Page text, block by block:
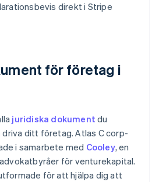
direkt i Stripe
för företag i
juridiska dokument du
ditt företag. Atlas C corp-
i samarbete med Cooley, en
för venturekapital.
för att hjälpa dig att